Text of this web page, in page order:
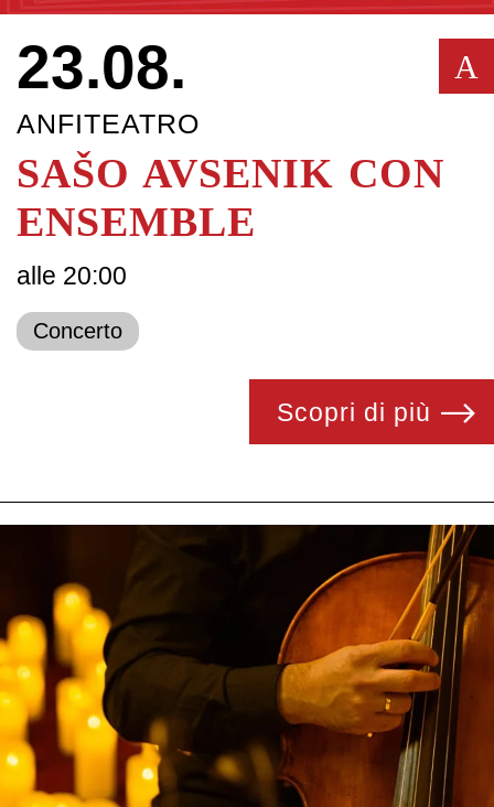
23.08. A
ANFITEATRO
SAŠO AVSENIK CON
ENSEMBLE
alle 20:00
Concerto
Scopri di più